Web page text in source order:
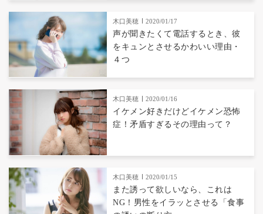
木口美穂 2020/01/17
声が聞きたくて電話するとき、彼
をキュンとさせるかわいい理由・
４つ
木口美穂 2020/01/16
イケメン好きだけどイケメン恐怖
症！矛盾すぎるその理由って？
木口美穂 2020/01/15
また誘って欲しいなら、これは
NG！男性をイラッとさせる「食事